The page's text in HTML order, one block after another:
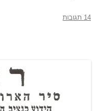
14 תגובות